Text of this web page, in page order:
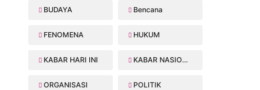
BUDAYA Bencana
FENOMENA HUKUM
KABAR HARI INI KABAR NASIONAL
ORGANISASI POLITIK